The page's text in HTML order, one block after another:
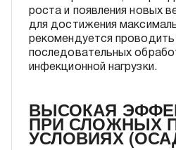
роста и появления новых
для достижения
рекомендуется проводить
последовательных
инфекционной нагрузки.
ВЫСОКАЯ
ПРИ СЛОЖНЫХ
УСЛОВИЯХ